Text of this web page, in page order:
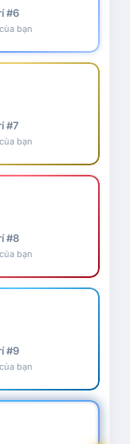
#6
bạn
#7
bạn
#8
bạn
#9
bạn